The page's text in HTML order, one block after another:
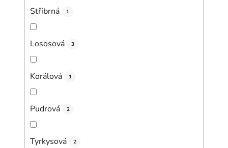
Stříbrná 1
Lososová 3
Korálová 1
Pudrová 2
Tyrkysová 2